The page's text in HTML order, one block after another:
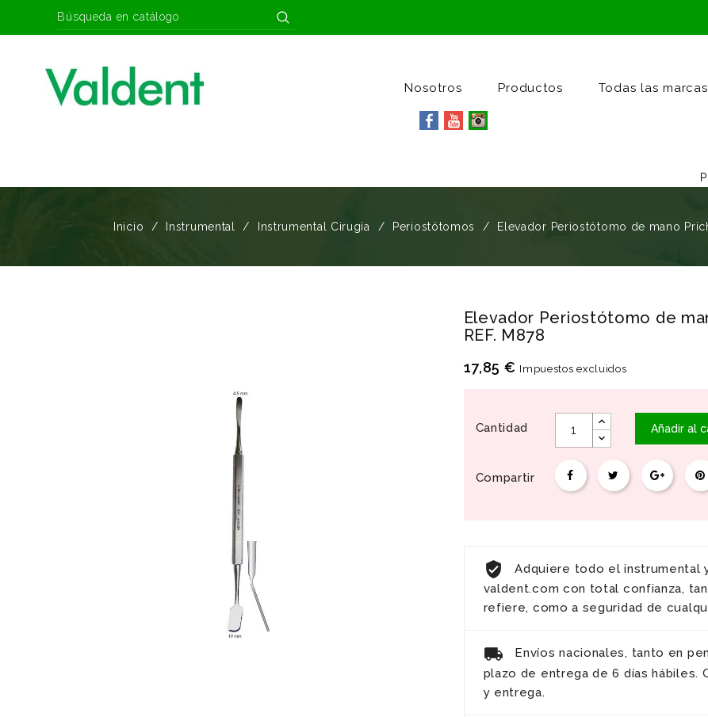
Nosotros Productos Todas las marcas
Inicio Instrumental Instrumental Cirugía Periostótomos Elevador Periostótomo de mano
Elevador Periostótomo de
REF. M878
17,85 € Impuestos excluidos
Cantidad Añadir al
Compartir
Adquiere todo el instrumental
valdent.com con total confianza,
refiere, como a seguridad de
Envíos nacionales, tanto en
plazo de entrega de 6 días hábiles.
y entrega.